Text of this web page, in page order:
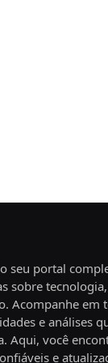
seu portal
sobre
Acompanhe em
e análises
Aqui, você
e